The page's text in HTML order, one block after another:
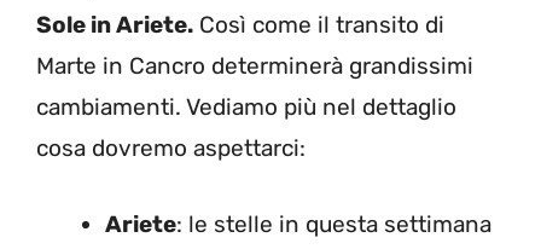
Sole in Ariete. Così come il transito di
Marte in Cancro determinerà grandissimi
cambiamenti. Vediamo più nel dettaglio
cosa dovremo aspettarci:
Ariete: le stelle in questa settimana